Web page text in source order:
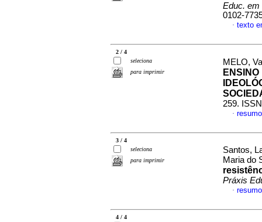
Educ. em
0102-
· texto
2 / 4
seleciona
para imprimir
MELO,
259.
·
3 / 4
seleciona
para imprimir
Santos,
Maria do
Práxis
·
4 / 4